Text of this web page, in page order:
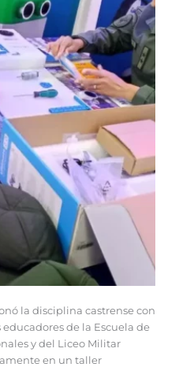
la disciplina castrense con
de la Escuela de
y del Liceo Militar
en un taller